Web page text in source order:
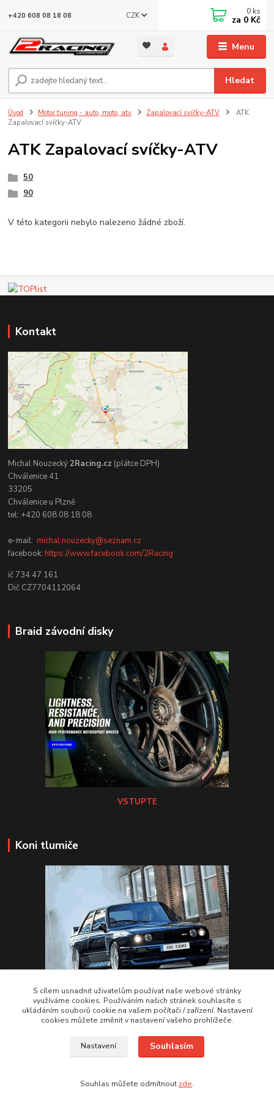
Menu
CZK
Hledat
+420 608 08 18 08 0 ks
za 0 Kč
Úvod Motor tuning - auto, moto, atv Zapalovací svíčky-ATV
ATK
Zapalovací svíčky-ATV
ATK Zapalovací svíčky-ATV
50
90
V této kategorii nebylo nalezeno žádné zboží.
Kontakt
Michal Nouzecký2Racing.cz (plátce DPH)
Chválenice 41
33205
Chválenice u Plzně
tel: +420 608 08 18 08
e-mail:michal.nouzecky@seznam.cz
facebook:https://www.facebook.com/2Racing
ič 734 47 161
Dič CZ7704112064
Braid závodní disky
VSTUPTE
Koni tlumiče
VSTUPTE Koni tlumiče
by 2Racing.cz 2012-2026
S cílem usnadnit uživatelům používat naše webové stránky
využíváme cookies. Používáním našich stránek souhlasíte s
ukládáním souborů cookie na vašem počítači / zařízení. Nastavení
cookies můžete změnit v nastavení vašeho prohlížeče.
Nastavení Souhlasím
Souhlas můžete odmítnout zde.